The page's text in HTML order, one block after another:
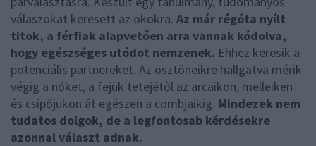
válaszokat keresett az okokra. Az már régóta nyílt
titok, a férfiak alapvetően arra vannak kódolva,
hogy egészséges utódot nemzenek. Ehhez keresik a
potenciális partnereket. Az ösztöneikre hallgatva mérik
végig a nőket, a fejük tetejétől az arcaikon, melleiken
és csípőjükön át egészen a combjaikig. Mindezek nem
tudatos dolgok, de a legfontosab kérdésekre
azonnal választ adnak.